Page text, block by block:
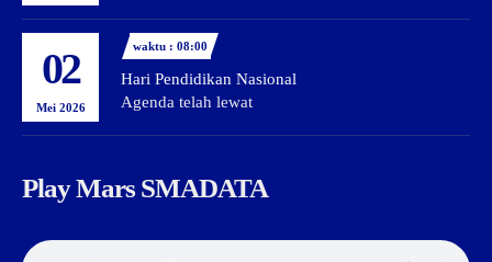
02
Mei 2026
waktu : 08:00
Hari Pendidikan Nasional
Agenda telah lewat
Play Mars SMADATA